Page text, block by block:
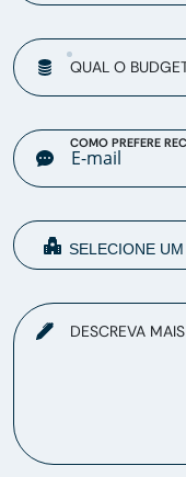
QUAL O
COMO PREFERE
DESCREVA